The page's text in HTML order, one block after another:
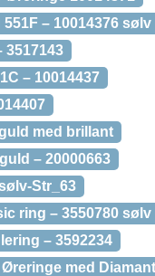
– 10014376 sølv
– 10014437
med brillant
– 20000663
Str_63
ring – 3550780 sølv
– 3592234
med